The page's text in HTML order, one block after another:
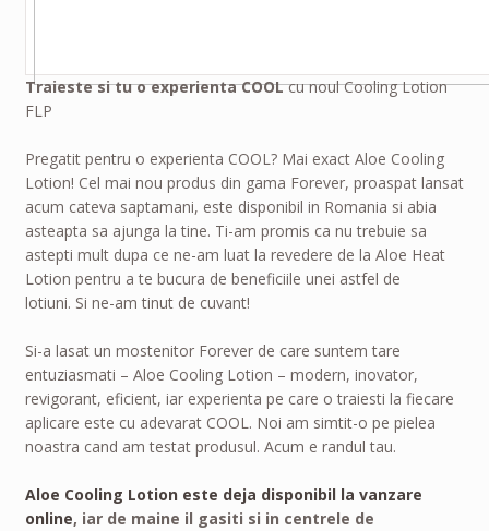
Traieste si tu o experienta COOLcu noul Cooling Lotion
FLP
Pregatit pentru o experienta COOL? Mai exact Aloe Cooling
Lotion! Cel mai nou produs din gama Forever, proaspat lansat
acum cateva saptamani, este disponibil in Romania si abia
asteapta sa ajunga la tine. Ti-am promis ca nu trebuie sa
astepti mult dupa ce ne-am luat la revedere de la Aloe Heat
Lotion pentru a te bucura de beneficiile unei astfel de
lotiuni. Si ne-am tinut de cuvant!
Si-a lasat un mostenitor Forever de care suntem tare
entuziasmati – Aloe Cooling Lotion – modern, inovator,
revigorant, eficient, iar experienta pe care o traiesti la fiecare
aplicare este cu adevarat COOL. Noi am simtit-o pe pielea
noastra cand am testat produsul. Acum e randul tau.
Aloe Cooling Lotion este deja disponibil la vanzare
online, iar de maine il gasiti si in centrele de